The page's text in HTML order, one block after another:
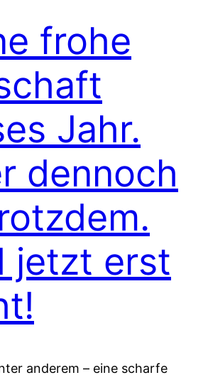
frohe
Jahr.
dennoch
jetzt erst
anderem – eine scharfe